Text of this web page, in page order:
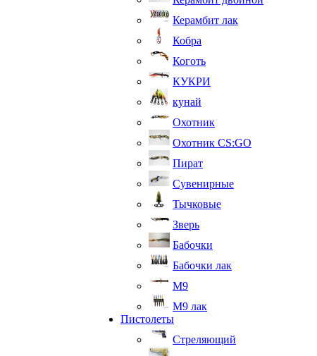
Керамбит лак
Кобра
Коготь
КУКРИ
кунай
Охотник
Охотник CS:GO
Пират
Сувенирные
Тычковые
Зверь
Бабочки
Бабочки лак
М9
M9 лак
Пистолеты
Стреляющий